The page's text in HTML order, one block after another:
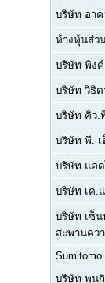
บริษัท อาค
ห้างหุ้นส่ว
บริษัท พิงค์
บริษัท วิธิ
บริษัท คิว.
บริษัท พี.
บริษัท แอ
บริษัท เค.
บริษัท เซ็น
สะพานคว
Sumitomo
บริษัท พูน